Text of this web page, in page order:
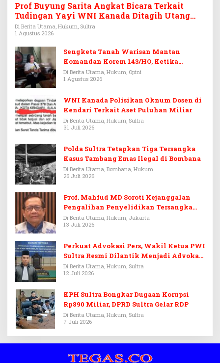
Prof Buyung Sarita Angkat Bicara Terkait
Tudingan Yayi WNI Kanada Ditagih Utang
Rp3,6 Miliar
Di Berita Utama, Hukum, Sultra
1 Agustus 2026
Sengketa Tanah Warisan Mantan
Komandan Korem 143/HO, Ketika
Warisan Menjadi Arena Pemerasan
Di Berita Utama, Hukum, Opini
1 Agustus 2026
WNI Kanada Polisikan Oknum Dosen di
Kendari Terkait Aset Puluhan Miliar
Di Berita Utama, Hukum, Sultra
31 Juli 2026
Polda Sultra Tetapkan Tiga Tersangka
Kasus Tambang Emas Ilegal di Bombana
Di Berita Utama, Bombana, Hukum
26 Juli 2026
Prof. Mahfud MD Soroti Kejanggalan
Pengalihan Penyelidikan Tersangka
Febrie Adriansyah
Di Berita Utama, Hukum, Jakarta
13 Juli 2026
Perkuat Advokasi Pers, Wakil Ketua PWI
Sultra Resmi Dilantik Menjadi Advokat
PERADI
Di Berita Utama, Hukum, Sultra
12 Juli 2026
KPH Sultra Bongkar Dugaan Korupsi
Rp890 Miliar, DPRD Sultra Gelar RDP
Di Berita Utama, Hukum, Sultra
7 Juli 2026